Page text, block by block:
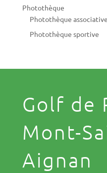
Photothèque
Photothèque associative
Photothèque sportive
Golf de
Mont-
Aignan